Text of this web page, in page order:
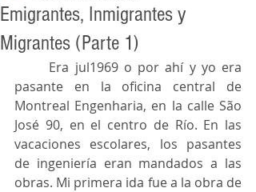
Emigrantes, Inmigrantes y
Migrantes (Parte 1)
pasante en la oficina central de
Montreal Engenharia, en la calle São
José 90, en el centro de Río. En las
vacaciones escolares, los pasantes
de ingeniería eran mandados a las
obras. Mi primera ida fue a la obra de